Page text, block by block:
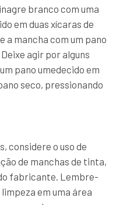
branco com uma
em duas xícaras de
a mancha com um pano
agir por alguns
pano umedecido em
seco, pressionando
considere o uso de
de manchas de tinta,
fabricante. Lembre-
em uma área